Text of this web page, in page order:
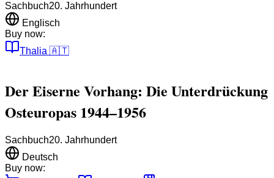
Sachbuch20. Jahrhundert
Englisch
Buy now:
Thalia 🇦🇹
Der Eiserne Vorhang: Die Unterdrückung
Osteuropas 1944–1956
Sachbuch20. Jahrhundert
Deutsch
Buy now: